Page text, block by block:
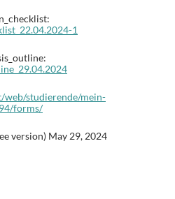
1
web/studierende/mein-
forms/
version) May 29, 2024